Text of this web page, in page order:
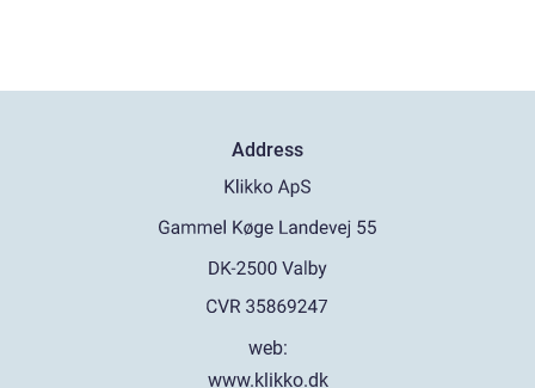
Address
web:
www.klikko.dk